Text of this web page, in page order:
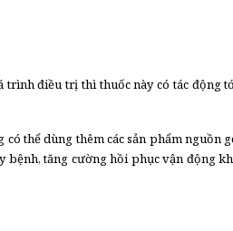
điều trị thì thuốc này có tác động
thể dùng thêm các sản phẩm nguồn
bệnh, tăng cường hồi phục vận động